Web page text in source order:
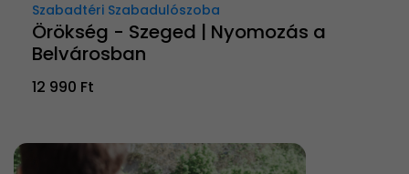
Szabadtéri Szabadulószoba
Örökség - Szeged | Nyomozás a
Belvárosban
12 990 Ft